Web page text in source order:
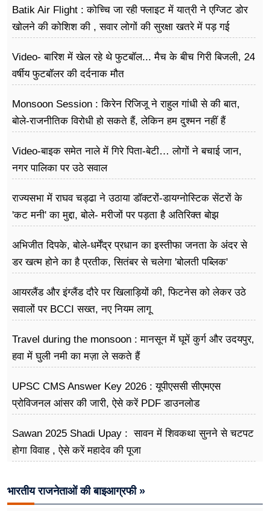
Batik Air Flight : कोच्चि जा रही फ्लाइट में यात्री ने एग्जिट डोर
खोलने की कोशिश की , सवार लोगों की सुरक्षा खतरे में पड़ गई
Video- बारिश में खेल रहे थे फुटबॉल... मैच के बीच गिरी बिजली, 24
वर्षीय फुटबॉलर की दर्दनाक मौत
Monsoon Session : किरेन रिजिजू ने राहुल गांधी से की बात,
बोले-राजनीतिक विरोधी हो सकते हैं, लेकिन हम दुश्मन नहीं हैं
Video-बाइक समेत नाले में गिरे पिता-बेटी… लोगों ने बचाई जान,
नगर पालिका पर उठे सवाल
राज्यसभा में राघव चड्ढा ने उठाया डॉक्टरों-डायग्नोस्टिक सेंटरों के
'कट मनी' का मुद्दा, बोले- मरीजों पर पड़ता है अ​तिरिक्त बोझ
अभिजीत दिपके, बोले-धर्मेंद्र प्रधान का इस्तीफा जनता के अंदर से
डर खत्म होने का है प्रतीक, सितंबर से चलेगा 'बोलती पब्लिक'
आयरलैंड और इंग्लैंड दौरे पर खिलाड़ियों की, फिटनेस को लेकर उठे
सवालों पर BCCI सख्त, नए नियम लागू
Travel during the monsoon : मानसून में घूमें कुर्ग और उदयपुर,
हवा में घुली नमी का मज़ा ले सकते हैं
UPSC CMS Answer Key 2026 : यूपीएससी सीएमएस
प्रोविजनल आंसर की जारी, ऐसे करें PDF डाउनलोड
Sawan 2025 Shadi Upay : सावन में शिवकथा सुनने से चटपट
होगा विवाह , ऐसे करें महादेव की पूजा
भारतीय राजनेताओं की बाइआग्रफी »